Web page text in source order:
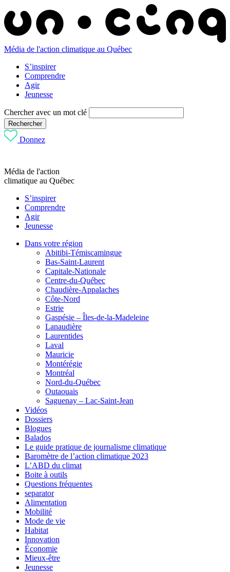
Média de l'action climatique au Québec
S’inspirer
Comprendre
Agir
Jeunesse
Chercher avec un mot clé
Rechercher
Donnez
Média de l'action
climatique au Québec
S’inspirer
Comprendre
Agir
Jeunesse
Dans votre région
Abitibi-Témiscamingue
Bas-Saint-Laurent
Capitale-Nationale
Centre-du-Québec
Chaudière-Appalaches
Côte-Nord
Estrie
Gaspésie – Îles-de-la-Madeleine
Lanaudière
Laurentides
Laval
Mauricie
Montérégie
Montréal
Nord-du-Québec
Outaouais
Saguenay – Lac-Saint-Jean
Vidéos
Dossiers
Blogues
Balados
Le guide pratique de journalisme climatique
Baromètre de l’action climatique 2023
L’ABD du climat
Boite à outils
Questions fréquentes
separator
Alimentation
Mobilité
Mode de vie
Habitat
Innovation
Économie
Mieux-être
Jeunesse